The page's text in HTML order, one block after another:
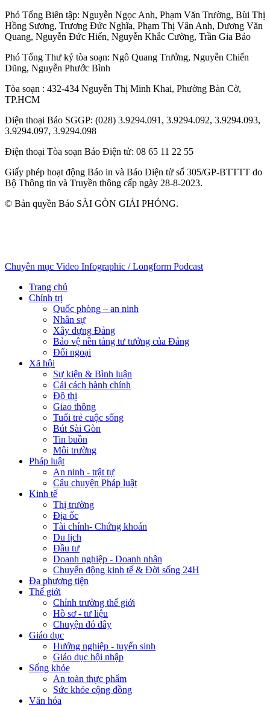
Phó Tổng Biên tập: Nguyễn Ngọc Anh, Phạm Văn Trường, Bùi Thị
Hồng Sương, Trương Đức Nghĩa, Phạm Thị Vân Anh, Dương Văn
Quang, Nguyễn Đức Hiển, Nguyễn Khắc Cường, Trần Gia Bảo
Phó Tổng Thư ký tòa soạn: Ngô Quang Trưởng, Nguyễn Chiến
Dũng, Nguyễn Phước Bình
Tòa soạn : 432-434 Nguyễn Thị Minh Khai, Phường Bàn Cờ,
TP.HCM
Điện thoại Báo SGGP: (028) 3.9294.091, 3.9294.092, 3.9294.093,
3.9294.097, 3.9294.098
Điện thoại Tòa soạn Báo Điện tử: 08 65 11 22 55
Giấy phép hoạt động Báo in và Báo Điện tử số 305/GP-BTTTT do
Bộ Thông tin và Truyền thông cấp ngày 28-8-2023.
© Bản quyền Báo SÀI GÒN GIẢI PHÓNG.
Chuyên mục Video Infographic / Longform Podcast
Trang chủ
Chính trị
Quốc phòng – an ninh
Nhân sự
Xây dựng Đảng
Bảo vệ nền tảng tư tưởng của Đảng
Đối ngoại
Xã hội
Sự kiện & Bình luận
Cải cách hành chính
Đô thị
Giao thông
Tuổi trẻ cuộc sống
Bút Sài Gòn
Tin buồn
Môi trường
Pháp luật
An ninh - trật tự
Câu chuyện Pháp luật
Kinh tế
Thị trường
Địa ốc
Tài chính- Chứng khoán
Du lịch
Đầu tư
Doanh nghiệp - Doanh nhân
Chuyển động kinh tế & Đời sống 24H
Đa phương tiện
Thế giới
Chính trường thế giới
Hồ sơ - tư liệu
Chuyện đó đây
Giáo dục
Hướng nghiệp - tuyển sinh
Giáo dục hội nhập
Sống khỏe
An toàn thực phẩm
Sức khỏe cộng đồng
Văn hóa